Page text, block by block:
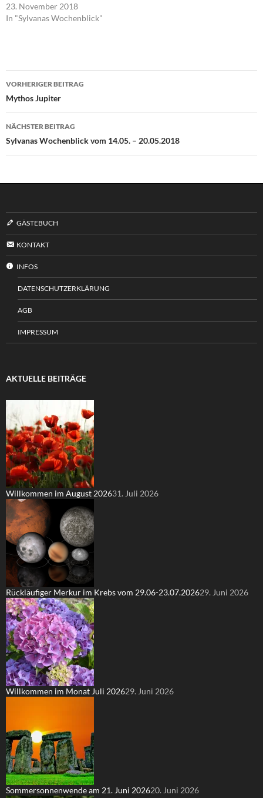
23. November 2018
In "Sylvanas Wochenblick"
Beitragsnavigation
VORHERIGER BEITRAG
Mythos Jupiter
NÄCHSTER BEITRAG
Sylvanas Wochenblick vom 14.05. – 20.05.2018
GÄSTEBUCH
KONTAKT
INFOS
DATENSCHUTZERKLÄRUNG
AGB
IMPRESSUM
AKTUELLE BEITRÄGE
Willkommen im August 202631. Juli 2026
Rückläufiger Merkur im Krebs vom 29.06-23.07.202629. Juni 2026
Willkommen im Monat Juli 202629. Juni 2026
Sommersonnenwende am 21. Juni 202620. Juni 2026